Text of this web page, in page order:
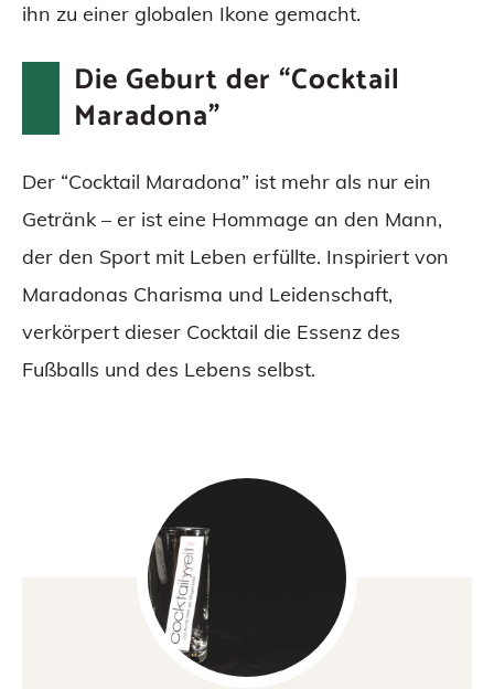
ihn zu einer globalen Ikone gemacht.
Die Geburt der “Cocktail
Maradona”
Der “Cocktail Maradona” ist mehr als nur ein
Getränk – er ist eine Hommage an den Mann,
der den Sport mit Leben erfüllte. Inspiriert von
Maradonas Charisma und Leidenschaft,
verkörpert dieser Cocktail die Essenz des
Fußballs und des Lebens selbst.